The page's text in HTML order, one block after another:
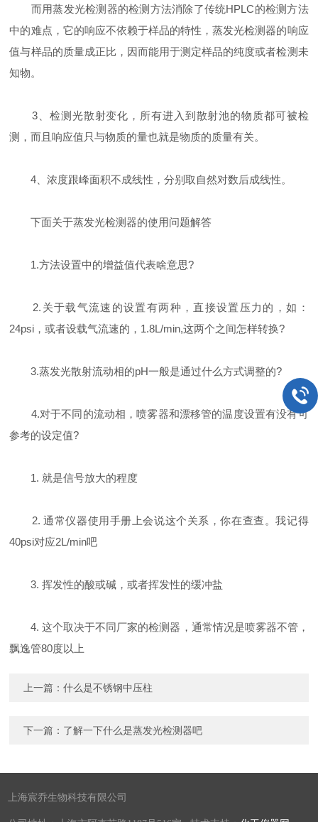
而用蒸发光检测器的检测方法消除了传统HPLC的检测方法
中的难点，它的响应不依赖于样品的特性，蒸发光检测器的响应
值与样品的质量成正比，因而能用于测定样品的纯度或者检测未
知物。
3、检测光散射变化，所有进入到散射池的物质都可被检
测，而且响应值只与物质的量也就是物质的质量有关。
4、浓度跟峰面积不成线性，分别取自然对数后成线性。
下面关于蒸发光检测器的使用问题解答
1.方法设置中的增益值代表啥意思?
2.关于载气流速的设置有两种，直接设置压力的，如：
24psi，或者设载气流速的，1.8L/min,这两个之间怎样转换?
3.蒸发光散射流动相的pH一般是通过什么方式调整的?
4.对于不同的流动相，喷雾器和漂移管的温度设置有没有可
参考的设定值?
1. 就是信号放大的程度
2. 通常仪器使用手册上会说这个关系，你在查查。我记得
40psi对应2L/min吧
3. 挥发性的酸或碱，或者挥发性的缓冲盐
4. 这个取决于不同厂家的检测器，通常情况是喷雾器不管，
飘逸管80度以上
上一篇：什么是不锈钢中压柱
下一篇： 了解一下什么是蒸发光检测器吧
上海宸乔生物科技有限公司